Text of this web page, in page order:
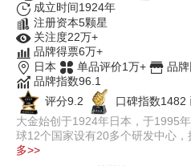
成立时间1924年
注册资本5颗星
关注度22万+
品牌得票6万+
日本
单品评价1万+
品
品牌指数96.1
评分9.2
口碑指数1482
大金始创于1924年日本，于1995
球12个国家设有20多个研发中心
多>>